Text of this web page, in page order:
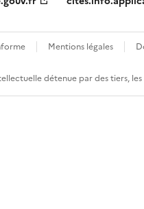
Mentions légales
détenue par des tiers,